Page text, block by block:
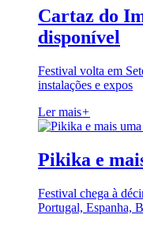
Cartaz do
disponível
Festival volta em
instalações e expos
Ler mais+
Pikika e
Festival chega à
Portugal, Espanha,